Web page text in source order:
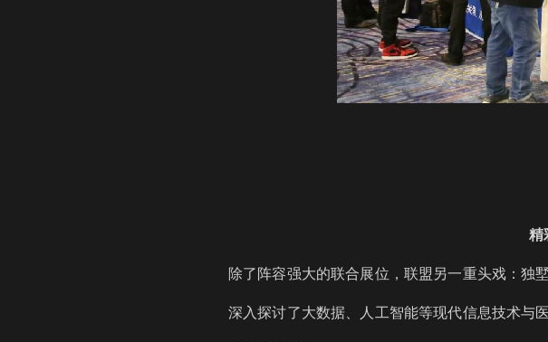
精
除了阵容强大的联合展位，联盟另一重头戏：
深入探讨了大数据、人工智能等现代信息技术与